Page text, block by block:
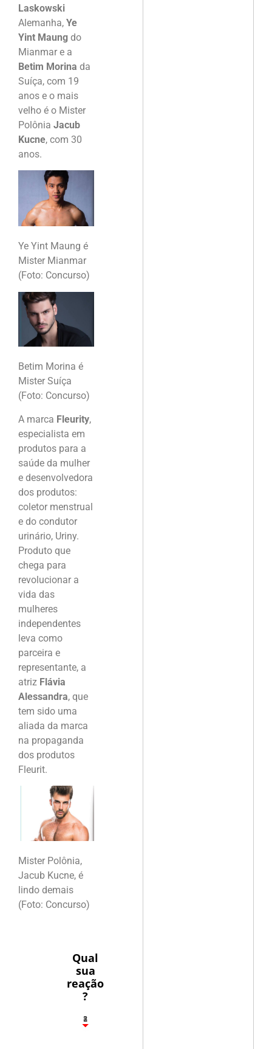
Laskowski
Alemanha, Ye
Yint Maung do
Mianmar e a
Betim Morina da
Suíça, com 19
anos e o mais
velho é o Mister
Polônia Jacub
Kucne, com 30
anos.
Ye Yint Maung é
Mister Mianmar
(Foto: Concurso)
Betim Morina é
Mister Suíça
(Foto: Concurso)
A marca Fleurity,
especialista em
produtos para a
saúde da mulher
e desenvolvedora
dos produtos:
coletor menstrual
e do condutor
urinário, Uriny.
Produto que
chega para
revolucionar a
vida das
mulheres
independentes
leva como
parceira e
representante, a
atriz Flávia
Alessandra, que
tem sido uma
aliada da marca
na propaganda
dos produtos
Fleurit.
Mister Polônia,
Jacub Kucne, é
lindo demais
(Foto: Concurso)
Qual
sua
reação
?
1
2
8